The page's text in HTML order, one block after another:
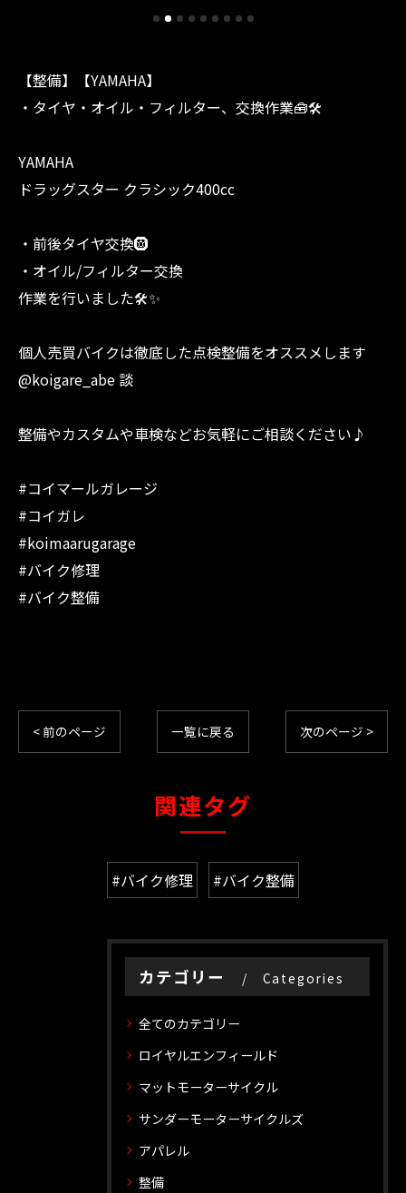
【整備】【YAMAHA】
・タイヤ・オイル・フィルター、交換作業🧰🛠️
YAMAHA
ドラッグスター クラシック400cc
・前後タイヤ交換🛞
・オイル/フィルター交換
作業を行いました🛠️✨
個人売買バイクは徹底した点検整備をオススメします
@koigare_abe 談
整備やカスタムや車検などお気軽にご相談ください♪
#コイマールガレージ
#コイガレ
#koimaarugarage
#バイク修理
#バイク整備
< 前のページ 一覧に戻る 次のページ >
関連タグ
#バイク修理 #バイク整備
カテゴリー Categories
全てのカテゴリー
ロイヤルエンフィールド
マットモーターサイクル
サンダーモーターサイクルズ
アパレル
整備